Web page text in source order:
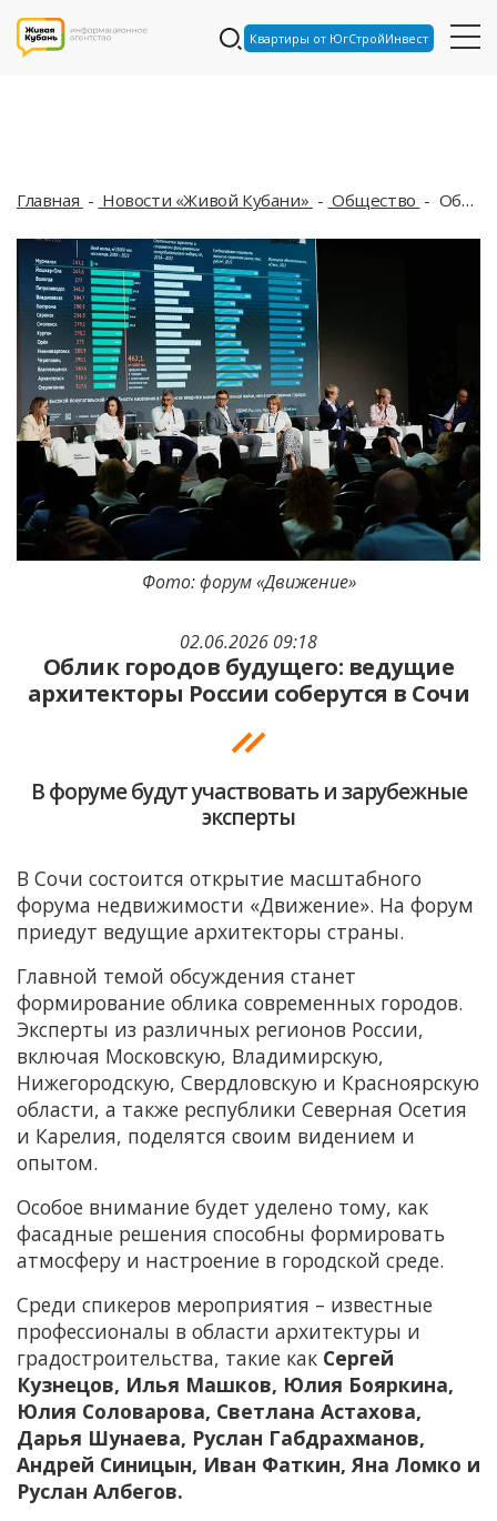
Квартиры от ЮгСтройИнвест
Главная Новости «Живой Кубани» Общество Облик городов будущего: ведущие архитекторы России соберутся в Сочи
02.06.2026 09:18
Облик городов будущего: ведущие
архитекторы России соберутся в Сочи
В форуме будут участвовать и зарубежные
эксперты
Фото: форум «Движение»
В Сочи состоится открытие масштабного
форума недвижимости «Движение». На форум
приедут ведущие архитекторы страны.
Главной темой обсуждения станет
формирование облика современных городов.
Эксперты из различных регионов России,
включая Московскую, Владимирскую,
Нижегородскую, Свердловскую и Красноярскую
области, а также республики Северная Осетия
и Карелия, поделятся своим видением и
опытом.
Особое внимание будет уделено тому, как
фасадные решения способны формировать
атмосферу и настроение в городской среде.
Среди спикеров мероприятия – известные
профессионалы в области архитектуры и
градостроительства, такие как Сергей
Кузнецов, Илья Машков, Юлия Бояркина,
Юлия Соловарова, Светлана Астахова,
Дарья Шунаева, Руслан Габдрахманов,
Андрей Синицын, Иван Фаткин, Яна Ломко и
Руслан Албегов.